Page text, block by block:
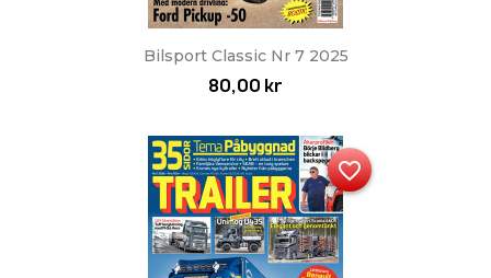
Bilsport Classic Nr 7 2025
80,00 kr
favorite_border